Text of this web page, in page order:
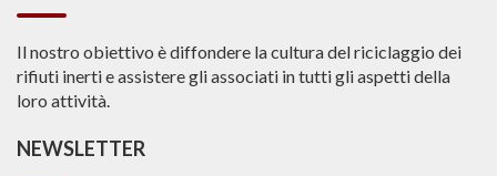
Il nostro obiettivo è diffondere la cultura del riciclaggio dei
rifiuti inerti e assistere gli associati in tutti gli aspetti della
loro attività.
NEWSLETTER